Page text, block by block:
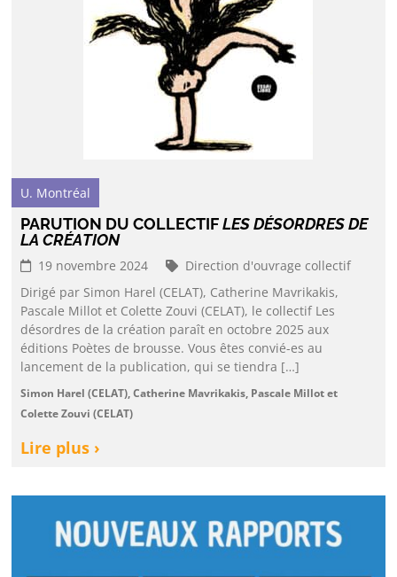
U. Montréal
PARUTION DU COLLECTIFLES DÉSORDRES DE
LA CRÉATION
19 novembre 2024
Direction d'ouvrage collectif
Dirigé par Simon Harel (CELAT), Catherine Mavrikakis,
Pascale Millot et Colette Zouvi (CELAT), le collectif Les
désordres de la création paraît en octobre 2025 aux
éditions Poètes de brousse. Vous êtes convié-es au
lancement de la publication, qui se tiendra […]
Simon Harel (CELAT), Catherine Mavrikakis, Pascale Millot et
Colette Zouvi (CELAT)
Lire plus ›